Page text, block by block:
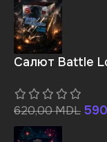
Салют Battle
620,00MDL